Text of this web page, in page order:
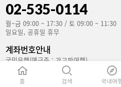
02-535-0114
월~금 09:00 ~ 17:30 / 토 09:00 ~ 11:30
일요일, 공휴일 휴무
계좌번호안내
국민은행(예금주 : 가고파여행)
853801-04-106907
홈 검색 국내여